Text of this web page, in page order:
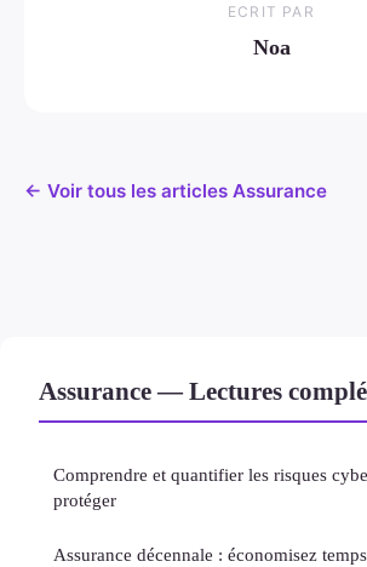
ECRIT PAR
Noa
← Voir tous les articles Assurance
Assurance — Lectures
Comprendre et quantifier les risques
protéger
Assurance décennale : économisez